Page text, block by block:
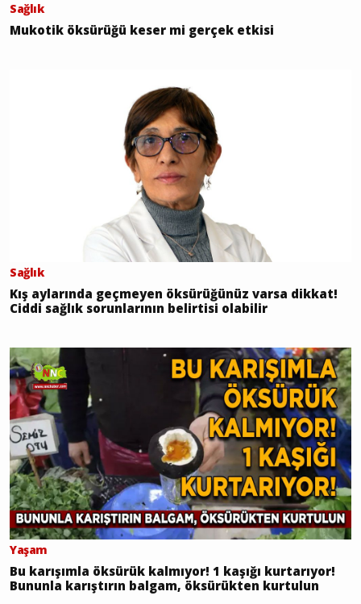
Sağlık
Mukotik öksürüğü keser mi gerçek etkisi
Sağlık
Kış aylarında geçmeyen öksürüğünüz varsa dikkat!
Ciddi sağlık sorunlarının belirtisi olabilir
Yaşam
Bu karışımla öksürük kalmıyor! 1 kaşığı kurtarıyor!
Bununla karıştırın balgam, öksürükten kurtulun